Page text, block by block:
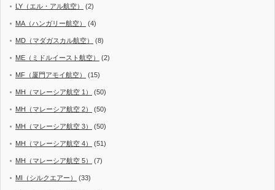
LY（エル・アル航空） (2)
MA（ハンガリー航空） (4)
MD（マダガスカル航空） (8)
ME（ミドルイースト航空） (2)
MF（厦門アモイ航空） (15)
MH（マレーシア航空 1） (50)
MH（マレーシア航空 2） (50)
MH（マレーシア航空 3） (50)
MH（マレーシア航空 4） (51)
MH（マレーシア航空 5） (7)
MI（シルクエアー） (33)